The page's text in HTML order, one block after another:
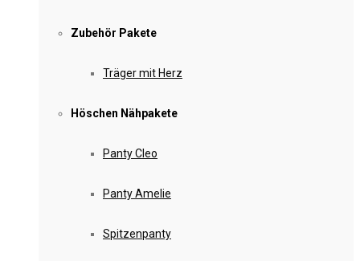
Zubehör Pakete
Träger mit Herz
Höschen Nähpakete
Panty Cleo
Panty Amelie
Spitzenpanty